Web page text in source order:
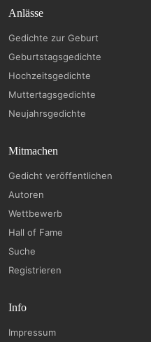
Anlässe
Gedichte zur Geburt
Geburtstagsgedichte
Hochzeitsgedichte
Muttertagsgedichte
Neujahrsgedichte
Mitmachen
Gedicht veröffentlichen
Autoren
Wettbewerb
Hall of Fame
Suche
Registrieren
Info
Impressum